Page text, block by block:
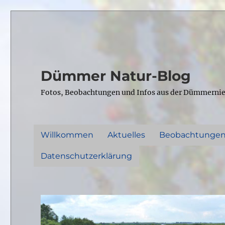
Dümmer Natur-Blog
Fotos, Beobachtungen und Infos aus der
Willkommen Aktuelles Beobachtungen
Datenschutzerklärung